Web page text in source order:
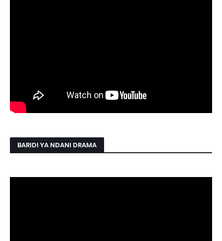
BARIDI YA NDANI DRAMA